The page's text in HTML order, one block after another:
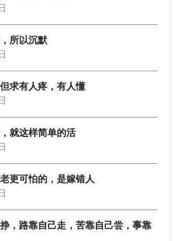
所以沉默
求有人疼，有人懂
就这样简单的活
更可怕的，是嫁错人
，路靠自己走，苦靠自己尝，事靠